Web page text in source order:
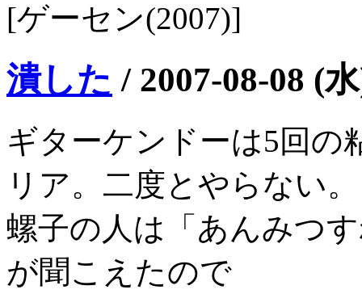
[ゲーセン(2007)]
潰した / 2007-08-08 (
ギターケンドーは5回の
リア。二度とやらない。
螺子の人は「あんみつ
が聞こえたので